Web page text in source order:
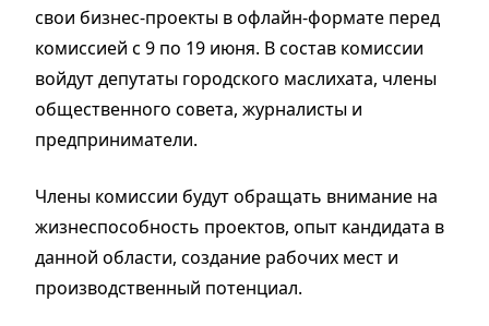
свои бизнес-проекты в офлайн-формате перед
комиссией с 9 по 19 июня. В состав комиссии
войдут депутаты городского маслихата, члены
общественного совета, журналисты и
предприниматели.
Члены комиссии будут обращать внимание на
жизнеспособность проектов, опыт кандидата в
данной области, создание рабочих мест и
производственный потенциал.